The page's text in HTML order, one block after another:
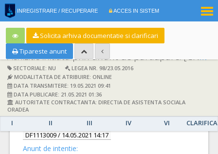
INREGISTRARE / RECUPERARE ACCES IN SISTEM
Solicita arhiva documentatie si clarificari
Tipareste anunt
Achizitie initiata prin anunt de participare:[CN1031165] -
SECTORIALE: NU
LEGEA NR. 98/23.05.2016
MODALITATEA DE ATRIBUIRE: ONLINE
DATA TRANSMITERE: 19.05.2021 09:41
DATA PUBLICARE: 21.05.2021 01:36
AUTORITATE CONTRACTANTA: DIRECTIA DE ASISTENTA SOCIALA
ORADEA
I II III IV VI
DETALII
Documentatie de atribuire:
DF1113009/ 14.05.2021 14:17
Anunt de intentie: